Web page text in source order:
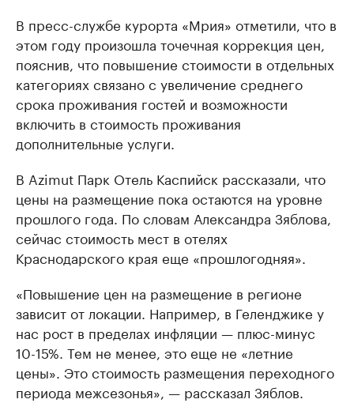
В пресс-службе курорта «Мрия» отметили, что в
этом году произошла точечная коррекция цен,
пояснив, что повышение стоимости в отдельных
категориях связано с увеличение среднего
срока проживания гостей и возможности
включить в стоимость проживания
дополнительные услуги.
В Azimut Парк Отель Каспийск рассказали, что
цены на размещение пока остаются на уровне
прошлого года. По словам Александра Зяблова,
сейчас стоимость мест в отелях
Краснодарского края еще «прошлогодняя».
«Повышение цен на размещение в регионе
зависит от локации. Например, в Геленджике у
нас рост в пределах инфляции — плюс-минус
10-15%. Тем не менее, это еще не «летние
цены». Это стоимость размещения переходного
периода межсезонья», — рассказал Зяблов.